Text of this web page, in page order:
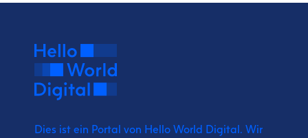
Dies ist ein Portal von Hello World Digital. Wir